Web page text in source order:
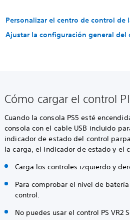
Personalizar el centro de control de
Ajustar la configuración general del
Cómo cargar el control
Cuando la consola PS5 esté
consola con el cable USB incluido
indicador de estado del control
la carga, el indicador de estado y el
Carga los controles izquierdo y
Para comprobar el nivel de
control.
No puedes usar el control PS VR2